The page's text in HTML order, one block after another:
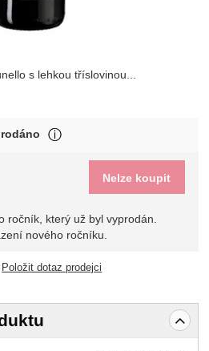
s lehkou tříslovinou...
Nelze koupit
ročník, který už byl vyprodán.
nového ročníku.
Položit dotaz prodejci